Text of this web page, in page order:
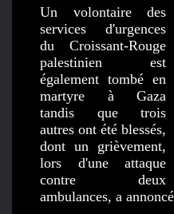
Un volontaire des
services d'urgences
du Croissant-Rouge
palestinien est
également tombé en
martyre à Gaza
tandis que trois
autres ont été blessés,
dont un grièvement,
lors d'une attaque
contre deux
ambulances, a